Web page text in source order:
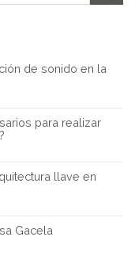
de sonido en la
para realizar
llave en
Gacela